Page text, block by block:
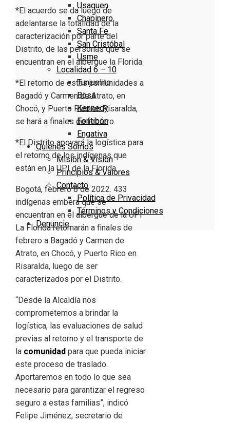
Usaquen
Chapinero
Santa Fe
San Cristóbal
Usme
Localidad 6 – 10
Tunjuelito
Bosa
Kennedy
Fontibón
Engativa
Quienes Somos
Misión & Visión
Principios & Valores
Contacto
Política de Privacidad
Términos y Condiciones
Denuncie
*El acuerdo se da luego de
adelantarse la totalidad de la
caracterización por parte del
Distrito, de las personas que se
encuentran en el albergue la Florida.
*El retorno de estas comunidades a
Bagadó y Carmen de Atrato, en
Chocó, y Puerto Rico en Risaralda,
se hará a finales de febrero.
*El Distrito apoyará la logística para
el retorno de los indígenas que
están en la UPI de la Florida.
Bogotá, febrero 8 de 2022. 433
indígenas embera que se
encuentran en el albergue de la UPI
La Florida retornarán a finales de
febrero a Bagadó y Carmen de
Atrato, en Chocó, y Puerto Rico en
Risaralda, luego de ser
caracterizados por el Distrito.
“Desde la Alcaldía nos
comprometemos a brindar la
logística, las evaluaciones de salud
previas al retorno y el transporte de
la comunidadpara que pueda iniciar
este proceso de traslado.
Aportaremos en todo lo que sea
necesario para garantizar el regreso
seguro a estas familias”, indicó
Felipe Jiménez, secretario de